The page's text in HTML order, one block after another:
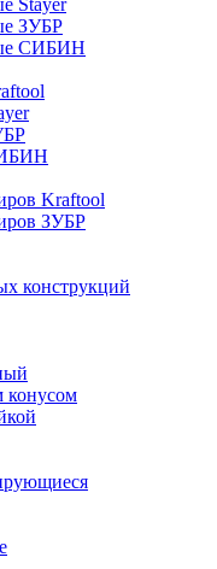
Stayer
ЗУБР
СИБИН
Kraftool
ЗУБР
конструкций
конусом